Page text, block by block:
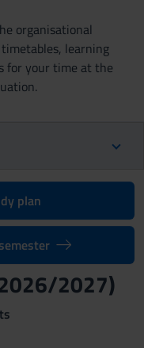
organisational
learning
for your time at the
plan
2027)